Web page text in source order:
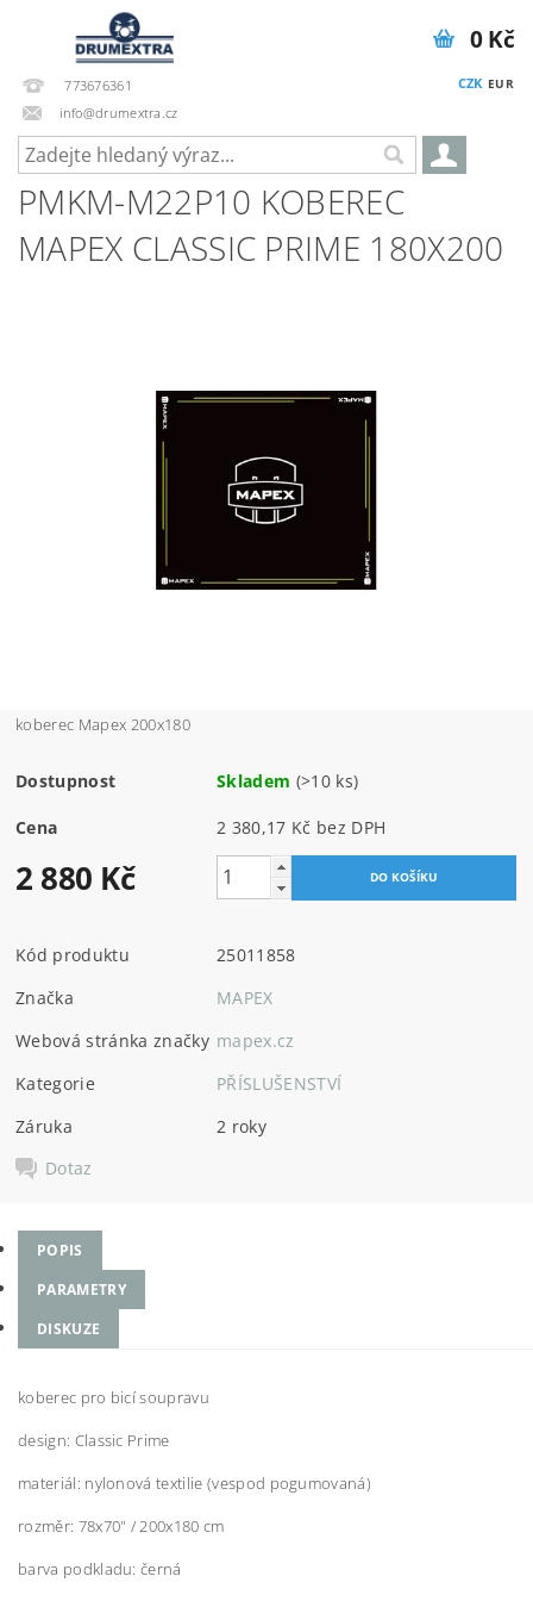
773676361
info@drumextra.cz
CZK EUR
0 Kč
PMKM-M22P10 KOBEREC
MAPEX CLASSIC PRIME 180X200
koberec Mapex 200x180
Dostupnost Skladem (>10 ks)
Cena 2 380,17 Kč bez DPH
2 880 Kč
Kód produktu
25011858
Značka
MAPEX
Webová stránka značky mapex.cz
Kategorie
PŘÍSLUŠENSTVÍ
Záruka
2 roky
Dotaz
POPIS
PARAMETRY
DISKUZE
koberec pro bicí soupravu
design: Classic Prime
materiál: nylonová textilie (vespod pogumovaná)
rozměr: 78x70" / 200x180 cm
barva podkladu: černá